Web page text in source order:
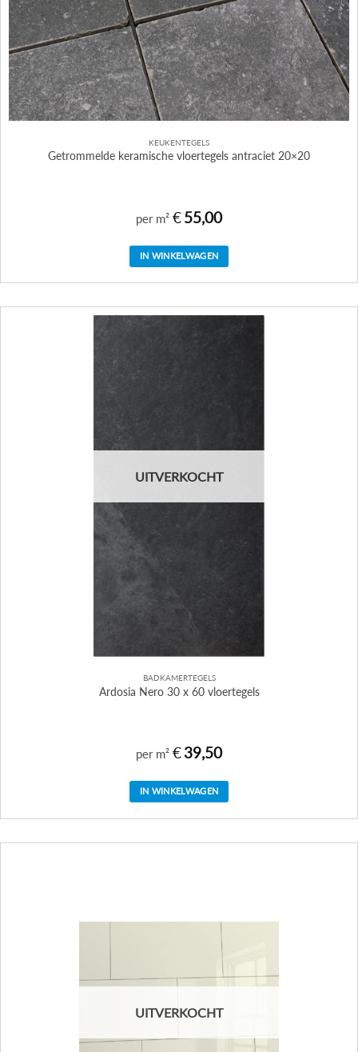
KEUKENTEGELS
Getrommelde keramische vloertegels antraciet 20×20
per m² €55,00
IN WINKELWAGEN
UITVERKOCHT
BADKAMERTEGELS
Ardosia Nero 30 x 60 vloertegels
per m² €39,50
IN WINKELWAGEN
UITVERKOCHT